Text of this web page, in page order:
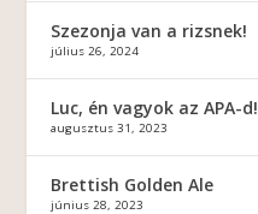
Szezonja van a rizsnek!
július 26, 2024
Luc, én vagyok az APA-d!
augusztus 31, 2023
Brettish Golden Ale
június 28, 2023